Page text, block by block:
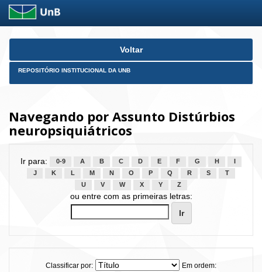
Skip
Voltar
REPOSITÓRIO INSTITUCIONAL DA UNB
Navegando por Assunto Distúrbios
neuropsiquiátricos
Ir para: 0-9 A B C D E F G H
J
K L M N O P Q R S
T
U
V W X Y Z
ou entre com as primeiras letras:
Classificar por:
Em ordem: